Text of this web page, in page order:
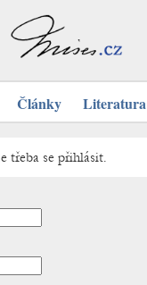
Články Literatura
třeba se přihlásit.